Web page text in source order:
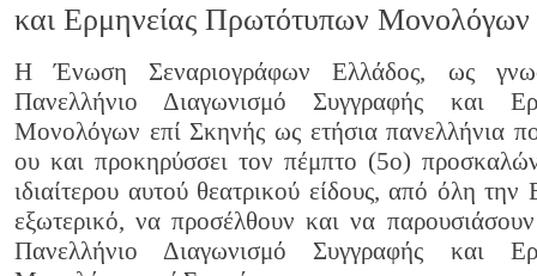
και Ερμηνείας Πρωτότυπων Μονολόγων
Η Ένωση Σεναριογράφων Ελλάδος, ως
Πανελλήνιο Διαγωνισμό Συγγραφής και
Μονολόγων επί Σκηνής ως ετήσια πανελλήνια
ου και προκηρύσσει τον πέμπτο (5ο)
ιδιαίτερου αυτού θεατρικού είδους, από όλη την
εξωτερικό, να προσέλθουν και να
Πανελλήνιο Διαγωνισμό Συγγραφής και